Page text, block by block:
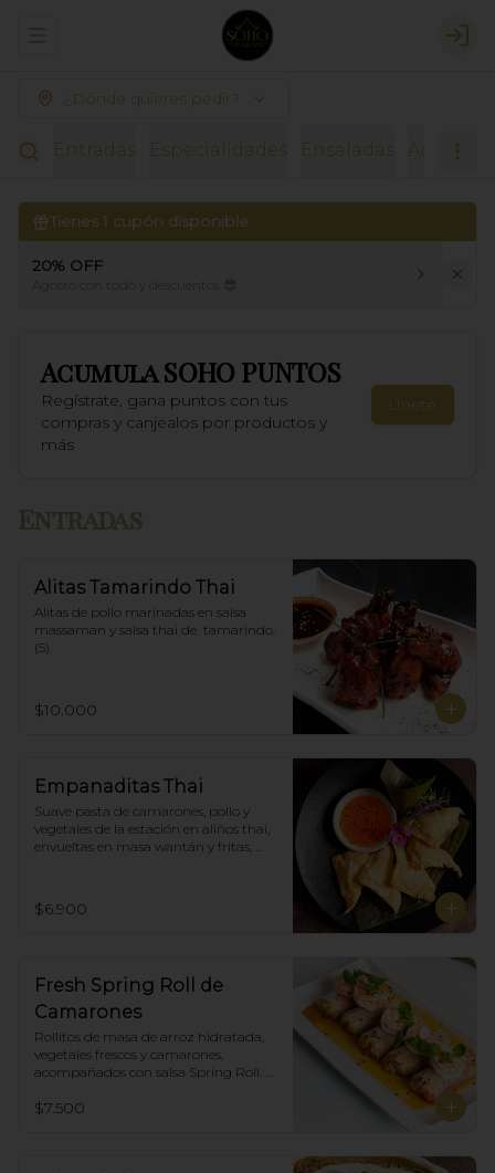
Abrir menu de navegación
¿Dónde quieres pedir?
Entradas Especialidades Ensaladas
Tienes 1 cupón disponible
20% OFF
Agosto con todo y descuentos 😎
AcumulaSOHO PUNTOS
Regístrate, gana puntos con tus
compras y canjealos por productos y
más
Únete
Entradas
Alitas Tamarindo Thai
Alitas de pollo marinadas en salsa
massaman y salsa thai de  tamarindo.
(5)
$10.000
Empanaditas Thai
Suave pasta de camarones, pollo y
vegetales de la estación en aliños thai,
envueltas en masa wantán y fritas,
$6.900
Fresh Spring Roll de
Camarones
Rollitos de masa de arroz hidratada,
vegetales frescos y camarones,
acompañados con salsa Spring Roll.
$7.500